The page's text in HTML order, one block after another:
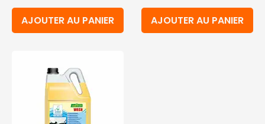
AJOUTER AU PANIER AJOUTER AU PANIER